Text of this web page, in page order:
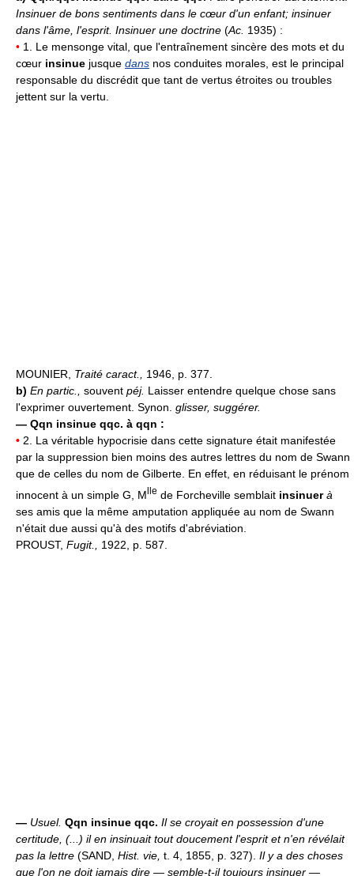
Insinuer de bons sentiments dans le cœur d'un enfant; insinuer
dans l'âme, l'esprit. Insinuer une doctrine (Ac. 1935) :
• 1. Le mensonge vital, que l'entraînement sincère des mots et du
cœur insinue jusque dans nos conduites morales, est le principal
responsable du discrédit que tant de vertus étroites ou troubles
jettent sur la vertu.
MOUNIER, Traité caract., 1946, p. 377.
b) En partic., souvent péj. Laisser entendre quelque chose sans
l'exprimer ouvertement. Synon. glisser, suggérer.
— Qqn insinue qqc. à qqn :
• 2. La véritable hypocrisie dans cette signature était manifestée
par la suppression bien moins des autres lettres du nom de Swann
que de celles du nom de Gilberte. En effet, en réduisant le prénom
innocent à un simple G, Mlle de Forcheville semblait insinuerà
ses amis que la même amputation appliquée au nom de Swann
n'était due aussi qu'à des motifs d'abréviation.
PROUST, Fugit., 1922, p. 587.
— Usuel. Qqn insinue qqc. Il se croyait en possession d'une
certitude, (...) il en insinuait tout doucement l'esprit et n'en révélait
pas la lettre (SAND, Hist. vie, t. 4, 1855, p. 327). Il y a des choses
que l'on ne doit jamais dire — semble-t-il toujours insinuer —